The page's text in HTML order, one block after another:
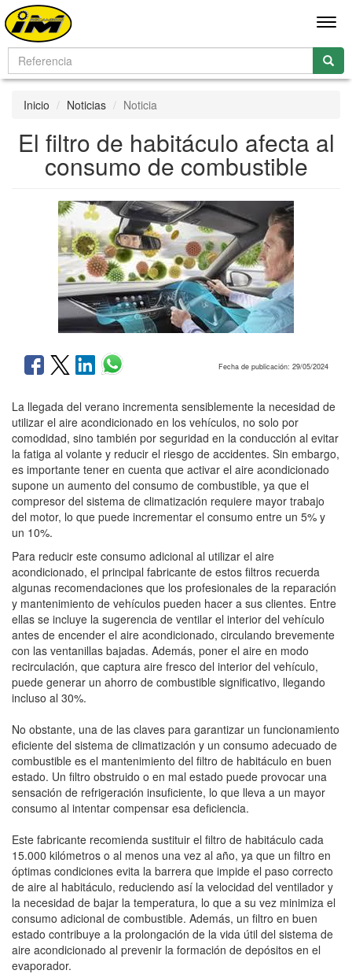
Inicio Noticias Noticia
El filtro de habitáculo afecta al
consumo de combustible
Fecha de publicación: 29/05/2024
La llegada del verano incrementa sensiblemente la necesidad de
utilizar el aire acondicionado en los vehículos, no solo por
comodidad, sino también por seguridad en la conducción al evitar
la fatiga al volante y reducir el riesgo de accidentes. Sin embargo,
es importante tener en cuenta que activar el aire acondicionado
supone un aumento del consumo de combustible, ya que el
compresor del sistema de climatización requiere mayor trabajo
del motor, lo que puede incrementar el consumo entre un 5% y
un 10%.
Para reducir este consumo adicional al utilizar el aire
acondicionado, el principal fabricante de estos filtros recuerda
algunas recomendaciones que los profesionales de la reparación
y mantenimiento de vehículos pueden hacer a sus clientes. Entre
ellas se incluye la sugerencia de ventilar el interior del vehículo
antes de encender el aire acondicionado, circulando brevemente
con las ventanillas bajadas. Además, poner el aire en modo
recirculación, que captura aire fresco del interior del vehículo,
puede generar un ahorro de combustible significativo, llegando
incluso al 30%.
No obstante, una de las claves para garantizar un funcionamiento
eficiente del sistema de climatización y un consumo adecuado de
combustible es el mantenimiento del filtro de habitáculo en buen
estado. Un filtro obstruido o en mal estado puede provocar una
sensación de refrigeración insuficiente, lo que lleva a un mayor
consumo al intentar compensar esa deficiencia.
Este fabricante recomienda sustituir el filtro de habitáculo cada
15.000 kilómetros o al menos una vez al año, ya que un filtro en
óptimas condiciones evita la barrera que impide el paso correcto
de aire al habitáculo, reduciendo así la velocidad del ventilador y
la necesidad de bajar la temperatura, lo que a su vez minimiza el
consumo adicional de combustible. Además, un filtro en buen
estado contribuye a la prolongación de la vida útil del sistema de
aire acondicionado al prevenir la formación de depósitos en el
evaporador.